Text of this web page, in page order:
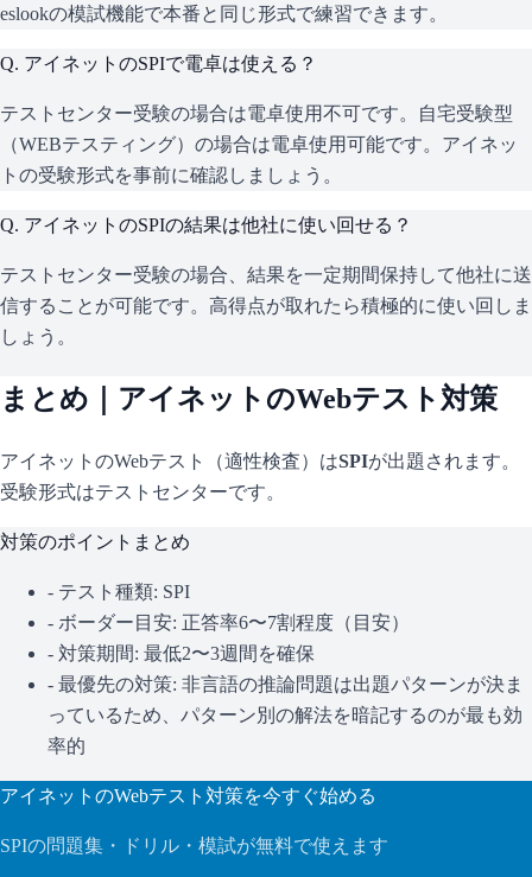
eslookの模試機能で本番と同じ形式で練習できます。
Q. アイネットのSPIで電卓は使える？
テストセンター受験の場合は電卓使用不可です。自宅受験型
（WEBテスティング）の場合は電卓使用可能です。アイネッ
トの受験形式を事前に確認しましょう。
Q. アイネットのSPIの結果は他社に使い回せる？
テストセンター受験の場合、結果を一定期間保持して他社に送
信することが可能です。高得点が取れたら積極的に使い回しま
しょう。
まとめ｜ アイネット のWebテスト対策
アイネット のWebテスト（適性検査）はSPIが出題されます。
受験形式はテストセンターです。
対策のポイントまとめ
- テスト種類: SPI
- ボーダー目安: 正答率6〜7割程度（目安）
- 対策期間: 最低2〜3週間を確保
- 最優先の対策: 非言語の推論問題は出題パターンが決ま
っているため、パターン別の解法を暗記するのが最も効
率的
アイネット のWebテスト対策を今すぐ始める
SPIの問題集・ドリル・模試が無料で使えます